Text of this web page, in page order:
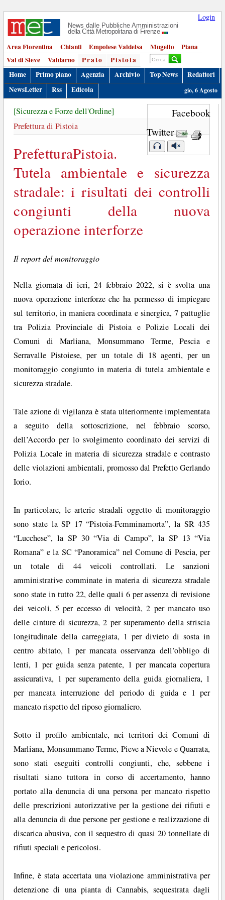
Login
News dalle Pubbliche Amministrazioni
della Città Metropolitana di Firenze
Area Fiorentina Chianti Empolese Valdelsa Mugello
Piana
Val di Sieve
Valdarno Prato
Pistoia
Home
Primo piano Agenzia Archivio Top News
Redattori
NewsLetter
Rss Edicola gio, 6 Agosto
Facebook
Twitter
[Sicurezza e Forze dell'Ordine]
Prefettura di Pistoia
PrefetturaPistoia.
Tutela ambientale e sicurezza
stradale: i risultati dei controlli
congiunti della nuova
operazione interforze
Il report del monitoraggio
Nella giornata di ieri, 24 febbraio 2022, si è svolta una
nuova operazione interforze che ha permesso di impiegare
sul territorio, in maniera coordinata e sinergica, 7 pattuglie
tra Polizia Provinciale di Pistoia e Polizie Locali dei
Comuni di Marliana, Monsummano Terme, Pescia e
Serravalle Pistoiese, per un totale di 18 agenti, per un
monitoraggio congiunto in materia di tutela ambientale e
sicurezza stradale.
Tale azione di vigilanza è stata ulteriormente implementata
a seguito della sottoscrizione, nel febbraio scorso,
dell’Accordo per lo svolgimento coordinato dei servizi di
Polizia Locale in materia di sicurezza stradale e contrasto
delle violazioni ambientali, promosso dal Prefetto Gerlando
Iorio.
In particolare, le arterie stradali oggetto di monitoraggio
sono state la SP 17 “Pistoia-Femminamorta”, la SR 435
“Lucchese”, la SP 30 “Via di Campo”, la SP 13 “Via
Romana” e la SC “Panoramica” nel Comune di Pescia, per
un totale di 44 veicoli controllati. Le sanzioni
amministrative comminate in materia di sicurezza stradale
sono state in tutto 22, delle quali 6 per assenza di revisione
dei veicoli, 5 per eccesso di velocità, 2 per mancato uso
delle cinture di sicurezza, 2 per superamento della striscia
longitudinale della carreggiata, 1 per divieto di sosta in
centro abitato, 1 per mancata osservanza dell’obbligo di
lenti, 1 per guida senza patente, 1 per mancata copertura
assicurativa, 1 per superamento della guida giornaliera, 1
per mancata interruzione del periodo di guida e 1 per
mancato rispetto del riposo giornaliero.
Sotto il profilo ambientale, nei territori dei Comuni di
Marliana, Monsummano Terme, Pieve a Nievole e Quarrata,
sono stati eseguiti controlli congiunti, che, sebbene i
risultati siano tuttora in corso di accertamento, hanno
portato alla denuncia di una persona per mancato rispetto
delle prescrizioni autorizzative per la gestione dei rifiuti e
alla denuncia di due persone per gestione e realizzazione di
discarica abusiva, con il sequestro di quasi 20 tonnellate di
rifiuti speciali e pericolosi.
Infine, è stata accertata una violazione amministrativa per
detenzione di una pianta di Cannabis, sequestrata dagli